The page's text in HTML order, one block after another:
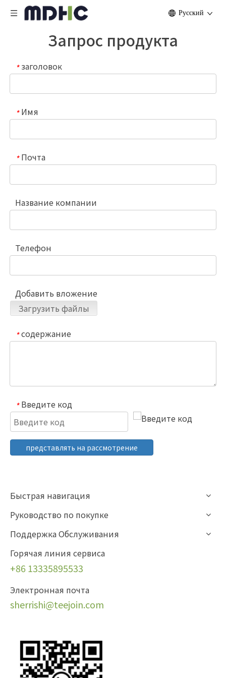
Pусский
Запрос продукта
* заголовок
* Имя
* Почта
Название компании
Телефон
Добавить вложение
Загрузить файлы
* содержание
* Введите код
представлять на рассмотрение
Быстрая навигация
Руководство по покупке
Поддержка Обслуживания
Горячая линия сервиса
+86 13335895533
Электронная почта
sherrishi@teejoin.com